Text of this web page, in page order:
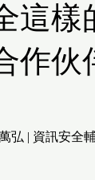
這樣
作伙
弘 | 資訊安全